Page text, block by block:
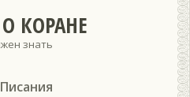
КОРАНЕ
знать